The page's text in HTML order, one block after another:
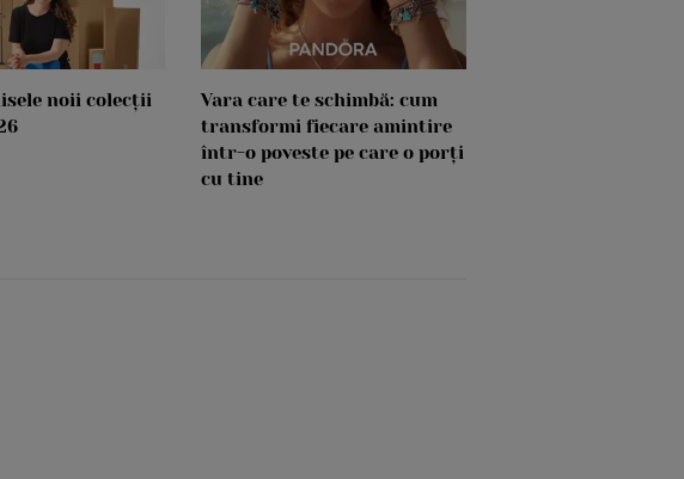
noii colecții
Vara care te schimbă: cum
transformi fiecare amintire
într-o poveste pe care o porți
cu tine